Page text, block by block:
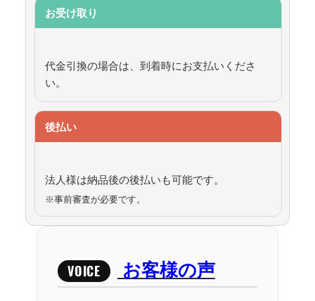
お受け取り
代金引換の場合は、到着時にお支払いくださ
い。
後払い
法人様は納品後の後払いも可能です。
※事前審査が必要です。
VOICE お客様の声